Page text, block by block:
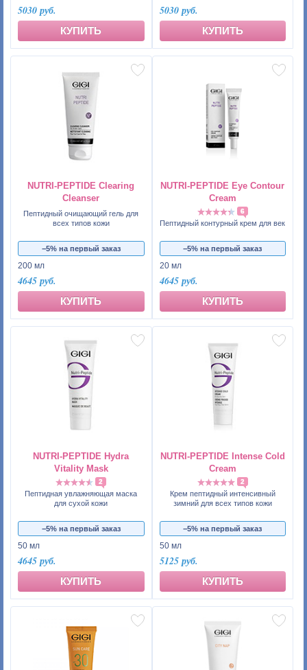
5030 руб.
КУПИТЬ
5030 руб.
КУПИТЬ
NUTRI-PEPTIDE Clearing
Cleanser
Пептидный очищающий гель для
всех типов кожи
−5% на первый заказ
200 мл
4645 руб.
КУПИТЬ
NUTRI-PEPTIDE Eye Contour
Cream
6
Пептидный контурный крем для век
−5% на первый заказ
20 мл
4645 руб.
КУПИТЬ
NUTRI-PEPTIDE Hydra
Vitality Mask
2
Пептидная увлажняющая маска
для сухой кожи
−5% на первый заказ
50 мл
4645 руб.
КУПИТЬ
NUTRI-PEPTIDE Intense Cold
Cream
2
Крем пептидный интенсивный
зимний для всех типов кожи
−5% на первый заказ
50 мл
5125 руб.
КУПИТЬ